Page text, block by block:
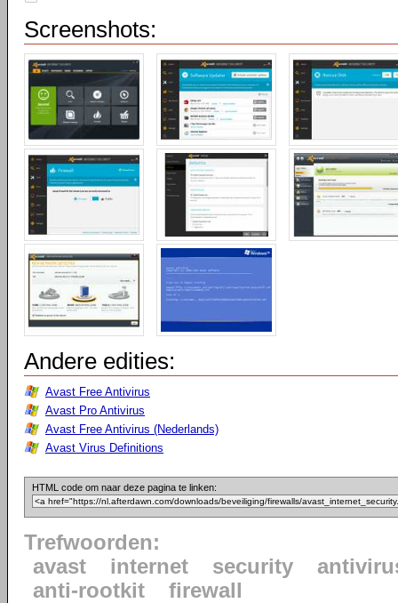
Screenshots:
Andere edities:
Avast Free Antivirus
Avast Pro Antivirus
Avast Free Antivirus (Nederlands)
Avast Virus Definitions
HTML code om naar deze pagina te linken:
Trefwoorden:
avast
internet security
anti-rootkit
firewall